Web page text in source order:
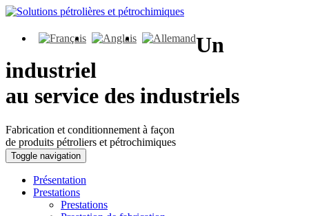
Un
industriel
au service des industriels
Fabrication et conditionnement à façon
de produits pétroliers et pétrochimiques
Toggle navigation
Présentation
Prestations
Prestations